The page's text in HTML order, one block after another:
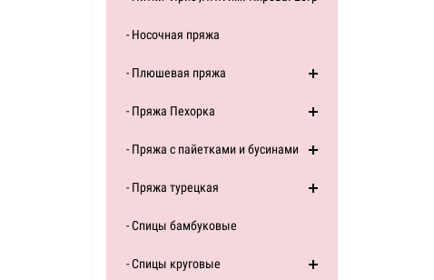
- Носочная пряжа
- Плюшевая пряжа
- Пряжа Пехорка
- Пряжа с пайетками и бусинами
- Пряжа турецкая
- Спицы бамбуковые
- Спицы круговые